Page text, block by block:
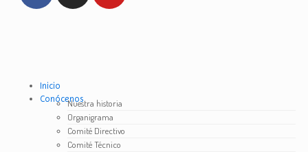
Inicio
ConócenosNuestra historia
Organigrama
Comité Directivo
Comité Técnico